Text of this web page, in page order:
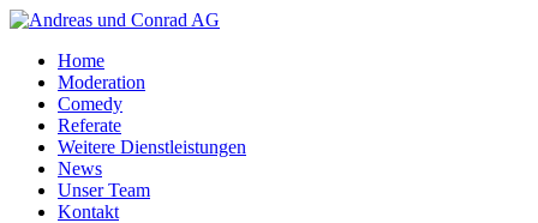
Home
Moderation
Comedy
Referate
Weitere Dienstleistungen
News
Unser Team
Kontakt